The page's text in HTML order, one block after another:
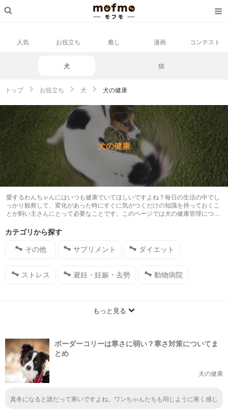
人気 お役立ち 癒し 漫画 コンテスト
犬 猫
トップ お役立ち 犬 犬の健康
犬の健康
愛するわんちゃんにはいつも健康でいてほしいですよね？毎日の生活の中でし
っかり観察して、変化があった時にすぐに気がつくだけの知識を持っておくこ
とが飼い主さんにとって必要なことです。このページでは犬の健康管理につい
あげてくださいね！
カテゴリから探す
その他
サプリメント ダイエット
ストレス 避妊・妊娠・去勢 動物病院
もっと見る
ボーダーコリーは寒さに弱い？寒さ対策についてま
とめ
犬の健康
真冬になると誰だって寒いですよね。ワンちゃんたちも同じように寒く感じ